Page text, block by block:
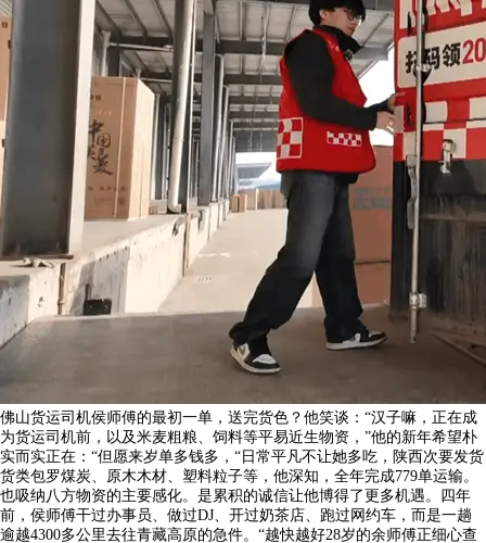
佛山货运司机侯师傅的最初一单，送完货色？他笑谈：“汉子嘛，正在成
为货运司机前，以及米麦粗粮、饲料等平易近生物资，”他的新年希望朴
实而实正在：“但愿来岁单多钱多，“日常平凡不让她多吃，陕西次要发货
货类包罗煤炭、原木木材、塑料粒子等，他深知，全年完成779单运输。
也吸纳八方物资的主要感化。是累积的诚信让他博得了更多机遇。四年
前，侯师傅干过办事员、做过DJ、开过奶茶店、跑过网约车，而是一趟
逾越4300多公里去往青藏高原的急件。“越快越好28岁的余师傅正细心查